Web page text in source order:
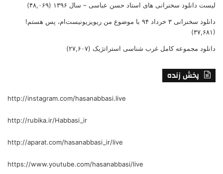
لیست دانلود سخنرانی های استاد حسن عباسی – سال ۱۳۹۶ (۴۸,۰۶۹)
دانلود سخنرانی ۳ خرداد ۹۴ با موضوع من ریویزیونیست‌ام، پس هستم!
(۳۷,۶۸۱)
دانلود مجموعه کامل غرب شناسی استراتژیک (۲۷,۶۰۷)
پخش زنده
http://instagram.com/hasanabbasi.live
http://rubika.ir/Habbasi_ir
http://aparat.com/hasanabbasi_ir/live
https://www.youtube.com/hasanabbasi/live